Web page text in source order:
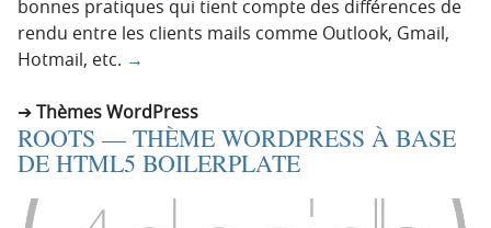
bonnes pratiques qui tient compte des différences de
rendu entre les clients mails comme Outlook, Gmail,
Hotmail, etc. →
Thèmes WordPress
ROOTS — THÈME WORDPRESS À BASE
DE HTML5 BOILERPLATE